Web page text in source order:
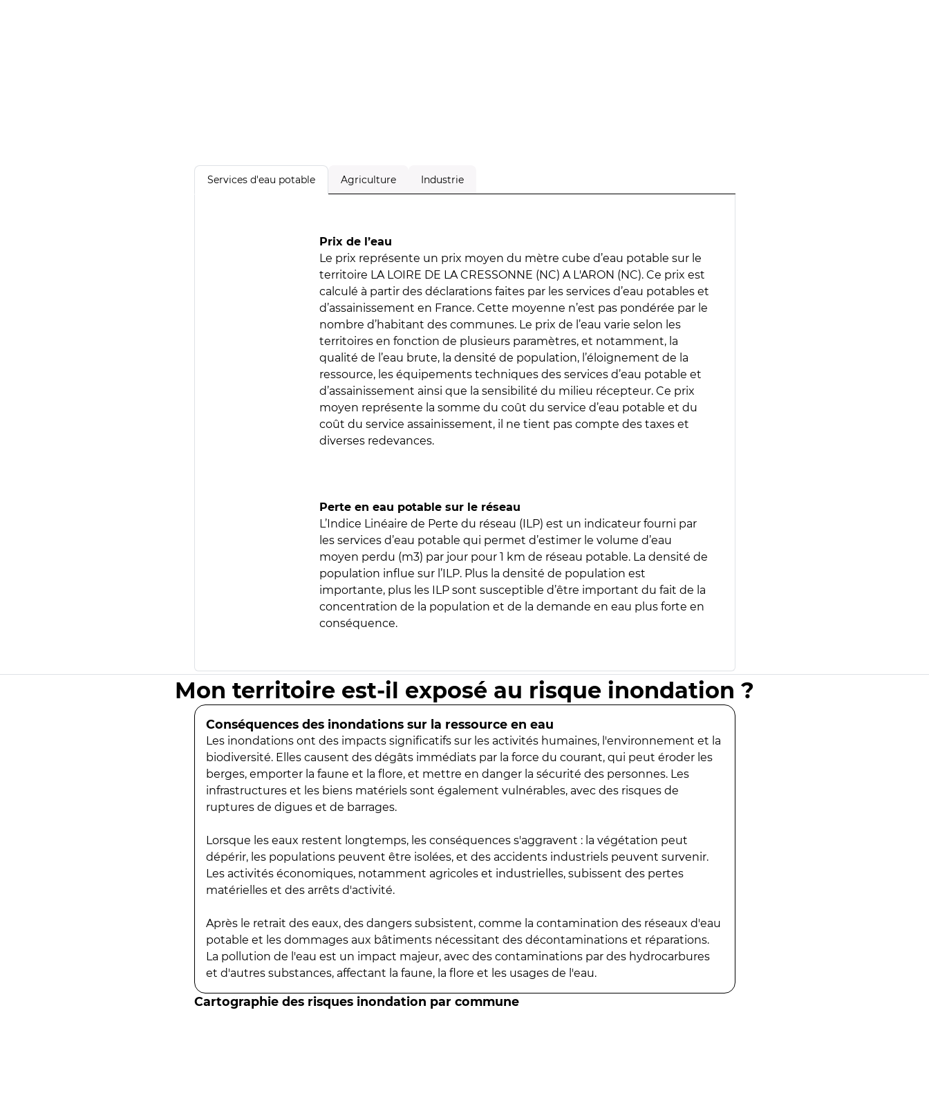
Services d'eau potable Agriculture Industrie
Prix de l’eau
Le prix représente un prix moyen du mètre cube d’eau potable sur le
territoire LA LOIRE DE LA CRESSONNE (NC) A L'ARON (NC). Ce prix est
calculé à partir des déclarations faites par les services d’eau potables et
d’assainissement en France. Cette moyenne n’est pas pondérée par le
nombre d’habitant des communes. Le prix de l’eau varie selon les
territoires en fonction de plusieurs paramètres, et notamment, la
qualité de l’eau brute, la densité de population, l’éloignement de la
ressource, les équipements techniques des services d’eau potable et
d’assainissement ainsi que la sensibilité du milieu récepteur. Ce prix
moyen représente la somme du coût du service d’eau potable et du
coût du service assainissement, il ne tient pas compte des taxes et
diverses redevances.
Perte en eau potable sur le réseau
L’Indice Linéaire de Perte du réseau (ILP) est un indicateur fourni par
les services d’eau potable qui permet d’estimer le volume d’eau
moyen perdu (m3) par jour pour 1 km de réseau potable. La densité de
population influe sur l’ILP. Plus la densité de population est
importante, plus les ILP sont susceptible d’être important du fait de la
concentration de la population et de la demande en eau plus forte en
conséquence.
Mon territoire est-il exposé au risque inondation ?
Conséquences des inondations sur la ressource en eau
Les inondations ont des impacts significatifs sur les activités humaines, l'environnement et la
biodiversité. Elles causent des dégâts immédiats par la force du courant, qui peut éroder les
berges, emporter la faune et la flore, et mettre en danger la sécurité des personnes. Les
infrastructures et les biens matériels sont également vulnérables, avec des risques de
ruptures de digues et de barrages.
Lorsque les eaux restent longtemps, les conséquences s'aggravent : la végétation peut
dépérir, les populations peuvent être isolées, et des accidents industriels peuvent survenir.
Les activités économiques, notamment agricoles et industrielles, subissent des pertes
matérielles et des arrêts d'activité.
Après le retrait des eaux, des dangers subsistent, comme la contamination des réseaux d'eau
potable et les dommages aux bâtiments nécessitant des décontaminations et réparations.
La pollution de l'eau est un impact majeur, avec des contaminations par des hydrocarbures
et d'autres substances, affectant la faune, la flore et les usages de l'eau.
Cartographie des risques inondation par commune